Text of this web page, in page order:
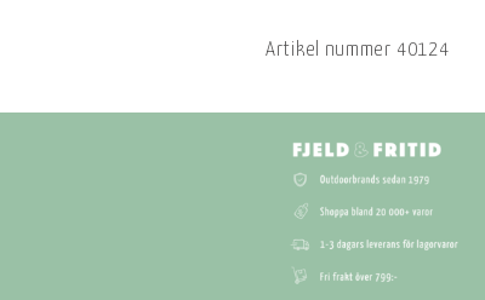
Artikel nummer 40124